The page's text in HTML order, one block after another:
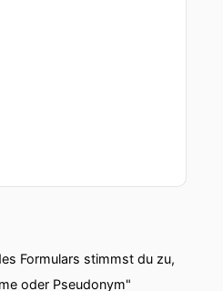
Formulars stimmst du zu,
oder Pseudonym"